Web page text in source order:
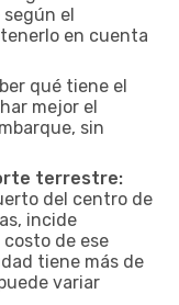
el
en cuenta
qué tiene el
mejor el
sin
terrestre:
del centro de
incide
de ese
tiene más de
variar